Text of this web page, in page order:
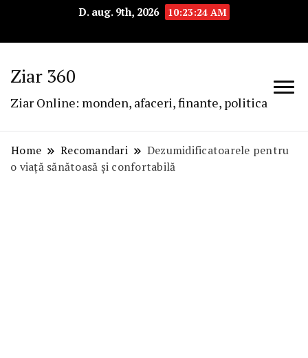
D. aug. 9th, 2026 10:23:25 AM
Ziar 360
Ziar Online: monden, afaceri, finante, politica
Home Recomandari
Dezumidificatoarele pentru
o viață sănătoasă și confortabilă